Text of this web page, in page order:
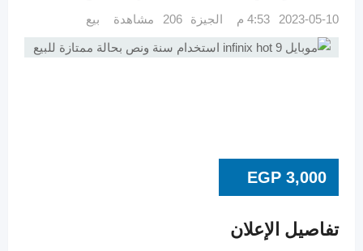
2023-05-10 4:53 م الجيزة 206 مشاهدة بيع
EGP 3,000
تفاصيل الإعلان